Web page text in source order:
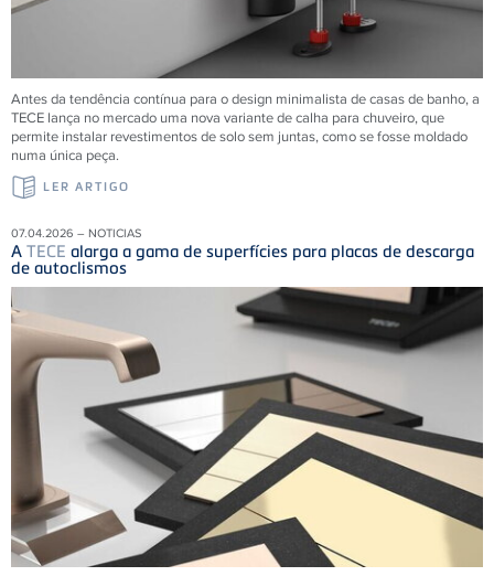
Antes da tendência contínua para o design minimalista de casas de banho, a
TECE lança no mercado uma nova variante de calha para chuveiro, que
permite instalar revestimentos de solo sem juntas, como se fosse moldado
numa única peça.
LER ARTIGO
07.04.2026 – NOTICIAS
A TECE alarga a gama de superfícies para placas de descarga
de autoclismos